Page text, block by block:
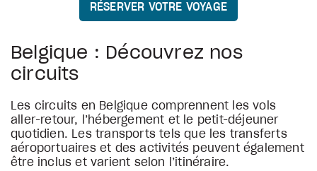
RÉSERVER VOTRE VOYAGE
Belgique : Découvrez nos
circuits
Les circuits en Belgique comprennent les vols
aller-retour, l’hébergement et le petit-déjeuner
quotidien. Les transports tels que les transferts
aéroportuaires et des activités peuvent également
être inclus et varient selon l’itinéraire.